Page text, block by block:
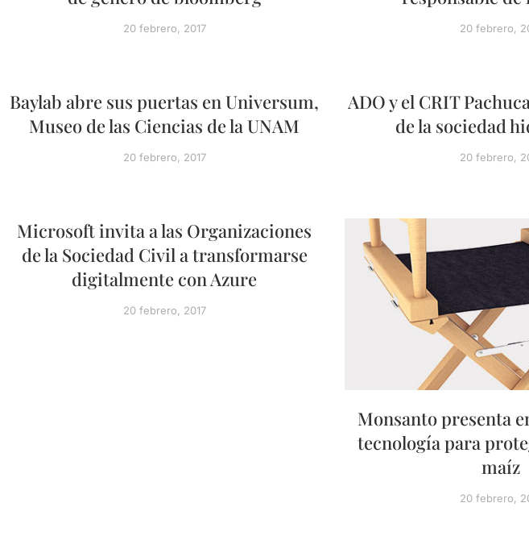
20 febrero, 2017 20 febrero,
Baylab abre sus puertas en Universum,
Museo de las Ciencias de la UNAM
20 febrero, 2017
ADO y el CRIT
de la sociedad
20 febrero,
Microsoft invita a las Organizaciones
de la Sociedad Civil a transformarse
digitalmente con Azure
20 febrero, 2017
Monsanto presenta
tecnología para
maíz
20 febrero,